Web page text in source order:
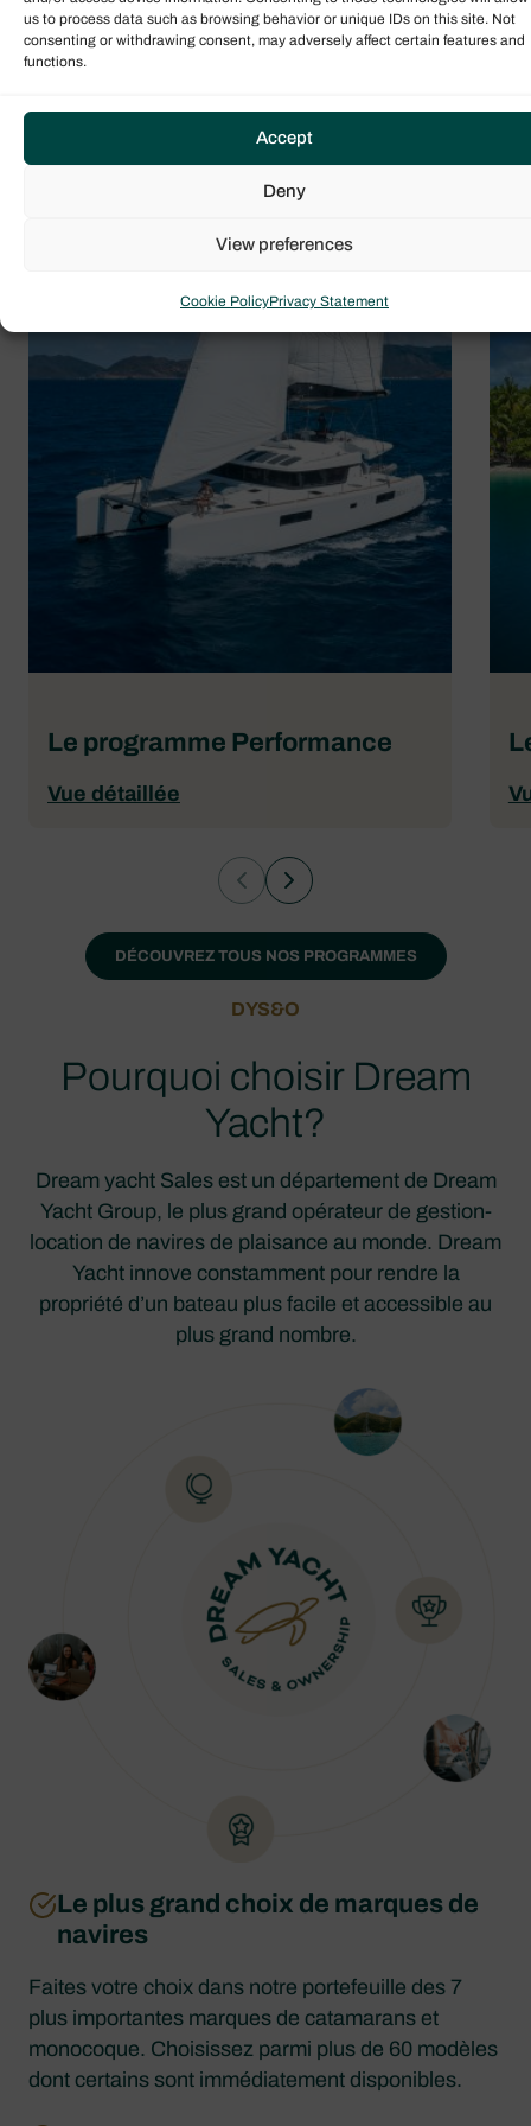
us to process data such as browsing behavior or unique IDs on this site. Not
consenting or withdrawing consent, may adversely affect certain features and
functions.
Accept
Deny
View preferences
Cookie PolicyPrivacy Statement
Explorez les avantages de l'achat d'un bateau par
le biais de l'un de nos programmes flexibles de
avantages tels que des revenus de location, une
maintenance à coût zéro et une navigation gratuite
dans des destinations de classe mondiale.
Le programme Performance
Vue détaillée
DÉCOUVREZ TOUS NOS PROGRAMMES
DYS&O
Pourquoi choisir Dream
Yacht?
Dream yacht Sales est un département de Dream
Yacht Group, le plus grand opérateur de gestion-
location de navires de plaisance au monde. Dream
Yacht innove constamment pour rendre la
propriété d’un bateau plus facile et accessible au
plus grand nombre.
Le plus grand choix de marques de
navires
Faites votre choix dans notre portefeuille des 7
plus importantes marques de catamarans et
monocoque. Choisissez parmi plus de 60 modèles
dont certains sont immédiatement disponibles.